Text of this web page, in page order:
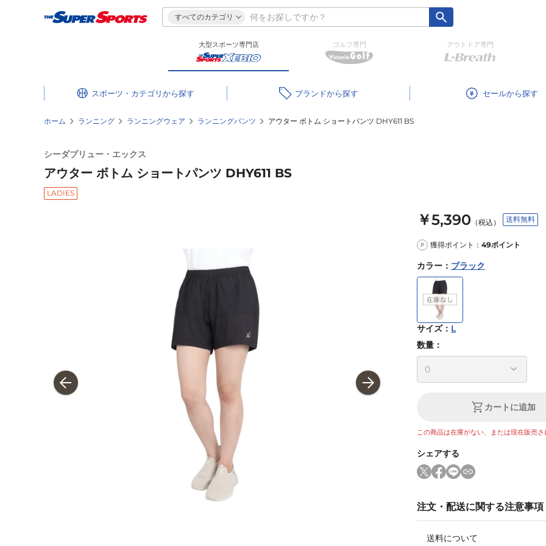
すべてのカテゴリ
大型スポーツ専門店 ゴルフ専門 アウトドア専門
スポーツ・カテゴリ ブランド セール
ホーム ランニング ランニングウェア ランニングパンツ アウター ボトム ショートパンツ DHY611 BS
シーダブリュー・エックス
アウター ボトム ショートパンツ DHY611 BS
LADIES
￥5,390 （税込） 送料無料
P 獲得ポイント： 49ポイント
カラー ： ブラック
サイズ： L
数量：
カートに追加
この商品は在庫がない、または現在販売さ
シェアする
注文・配送に関する注意事項
送料について